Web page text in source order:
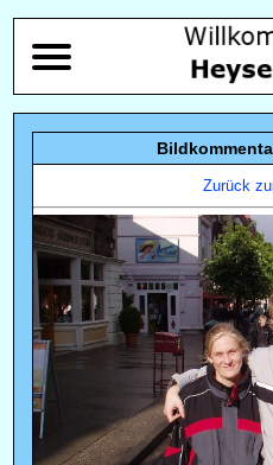
Zurück